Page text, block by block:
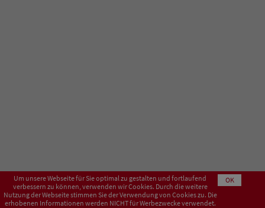
Um unsere Webseite für Sie optimal zu gestalten und fortlaufend
verbessern zu können, verwenden wir Cookies. Durch die weitere
Nutzung der Webseite stimmen Sie der Verwendung von Cookies zu. Die
erhobenen Informationen werden NICHT für Werbezwecke verwendet.
OK